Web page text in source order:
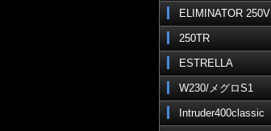
ELIMINATOR 250V
250TR
ESTRELLA
W230/メグロS1
Intruder400classic